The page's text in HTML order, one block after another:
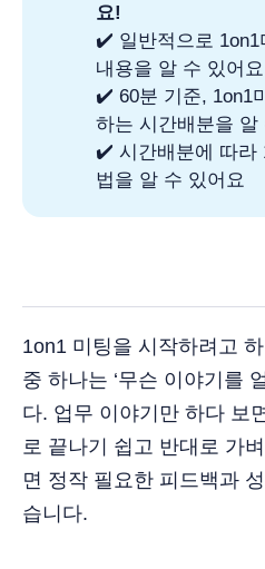
요!
✔️ 일반적으로 1on1
내용을 알 수 있어요
✔️ 60분 기준, 1on1
하는 시간배분을 알
✔️ 시간배분에 따라
법을 알 수 있어요
1on1 미팅을 시작하려고
중 하나는 ‘무슨 이야기를
다. 업무 이야기만 하다 보
로 끝나기 쉽고 반대로 가
면 정작 필요한 피드백과
습니다.